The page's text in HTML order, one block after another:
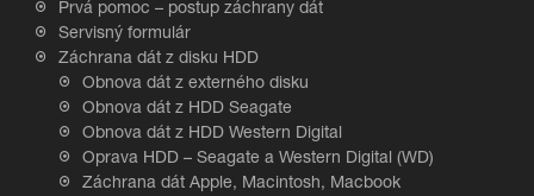
Prvá pomoc – postup záchrany dát
Servisný formulár
Záchrana dát z disku HDD
Obnova dát z externého disku
Obnova dát z HDD Seagate
Obnova dát z HDD Western Digital
Oprava HDD – Seagate a Western Digital (WD)
Záchrana dát Apple, Macintosh, Macbook